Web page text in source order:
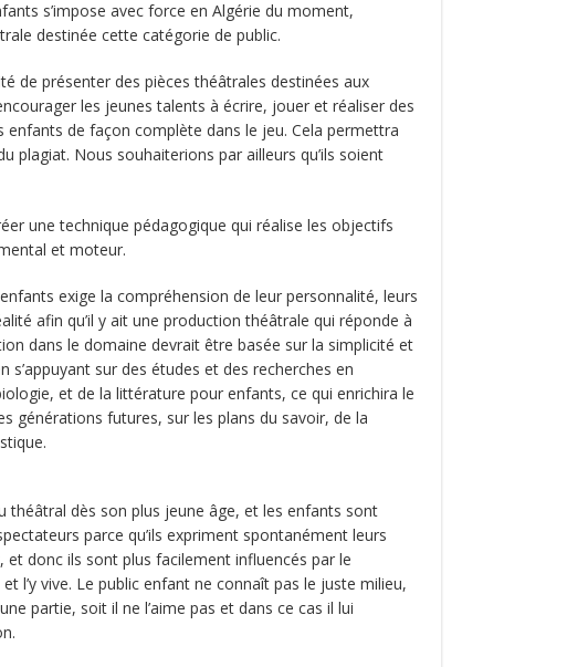
s’impose avec force en Algérie du moment,
destinée cette catégorie de public.
de présenter des pièces théâtrales destinées aux
les jeunes talents à écrire, jouer et réaliser des
enfants de façon complète dans le jeu. Cela permettra
plagiat. Nous souhaiterions par ailleurs qu’ils soient
une technique pédagogique qui réalise les objectifs
et moteur.
exige la compréhension de leur personnalité, leurs
afin qu’il y ait une production théâtrale qui réponde à
dans le domaine devrait être basée sur la simplicité et
sur des études et des recherches en
et de la littérature pour enfants, ce qui enrichira le
générations futures, sur les plans du savoir, de la
théâtral dès son plus jeune âge, et les enfants sont
parce qu’ils expriment spontanément leurs
et donc ils sont plus facilement influencés par le
l’y vive. Le public enfant ne connaît pas le juste milieu,
partie, soit il ne l’aime pas et dans ce cas il lui